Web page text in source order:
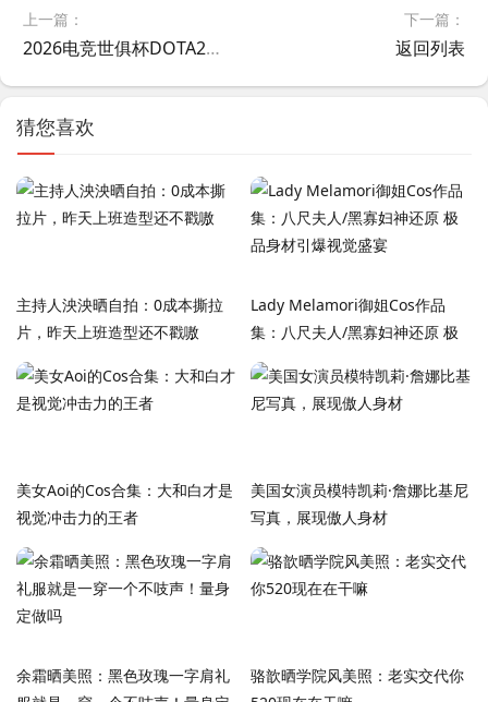
上一篇：
2026电竞世俱杯DOTA2项目今日日开战，24支战队决战巴黎！
下一篇：
返回列表
猜您喜欢
主持人泱泱晒自拍：0成本撕拉
片，昨天上班造型还不戳嗷
Lady Melamori御姐Cos作品
集：八尺夫人/黑寡妇神还原 极
品身材引爆视觉盛宴
美女Aoi的Cos合集：大和白才是
视觉冲击力的王者
美国女演员模特凯莉·詹娜比基尼
写真，展现傲人身材
余霜晒美照：黑色玫瑰一字肩礼
骆歆晒学院风美照：老实交代你